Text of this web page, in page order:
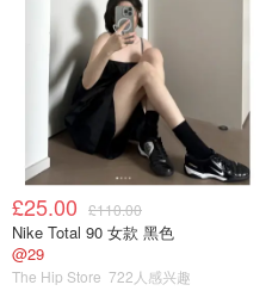
£25.00 £110.00
Nike Total 90 女款 黑色
@29
The Hip Store 722人感兴趣